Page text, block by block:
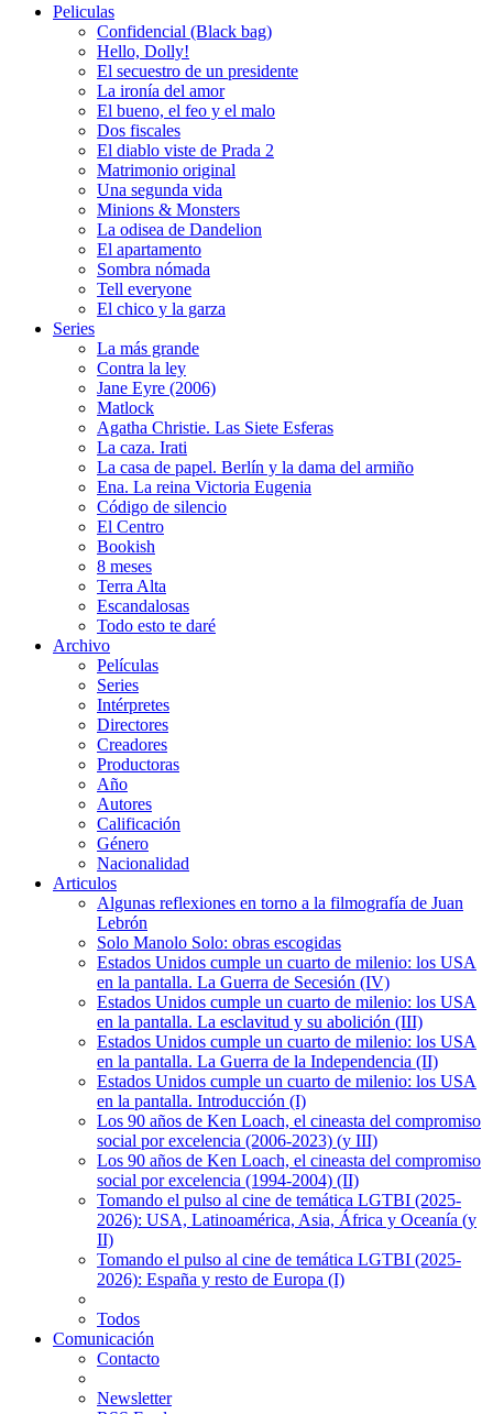
Peliculas
Confidencial (Black bag)
Hello, Dolly!
El secuestro de un presidente
La ironía del amor
El bueno, el feo y el malo
Dos fiscales
El diablo viste de Prada 2
Matrimonio original
Una segunda vida
Minions & Monsters
La odisea de Dandelion
El apartamento
Sombra nómada
Tell everyone
El chico y la garza
Series
La más grande
Contra la ley
Jane Eyre (2006)
Matlock
Agatha Christie. Las Siete Esferas
La caza. Irati
La casa de papel. Berlín y la dama del armiño
Ena. La reina Victoria Eugenia
Código de silencio
El Centro
Bookish
8 meses
Terra Alta
Escandalosas
Todo esto te daré
Archivo
Películas
Series
Intérpretes
Directores
Creadores
Productoras
Año
Autores
Calificación
Género
Nacionalidad
Articulos
Algunas reflexiones en torno a la filmografía de Juan
Lebrón
Solo Manolo Solo: obras escogidas
Estados Unidos cumple un cuarto de milenio: los USA
en la pantalla. La Guerra de Secesión (IV)
Estados Unidos cumple un cuarto de milenio: los USA
en la pantalla. La esclavitud y su abolición (III)
Estados Unidos cumple un cuarto de milenio: los USA
en la pantalla. La Guerra de la Independencia (II)
Estados Unidos cumple un cuarto de milenio: los USA
en la pantalla. Introducción (I)
Los 90 años de Ken Loach, el cineasta del compromiso
social por excelencia (2006-2023) (y III)
Los 90 años de Ken Loach, el cineasta del compromiso
social por excelencia (1994-2004) (II)
Tomando el pulso al cine de temática LGTBI (2025-
2026): USA, Latinoamérica, Asia, África y Oceanía (y
II)
Tomando el pulso al cine de temática LGTBI (2025-
2026): España y resto de Europa (I)
Todos
Comunicación
Contacto
Newsletter